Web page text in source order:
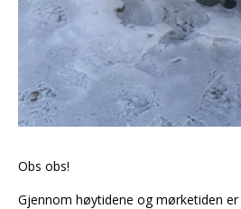
Obs obs!
Gjennom høytidene og mørketiden